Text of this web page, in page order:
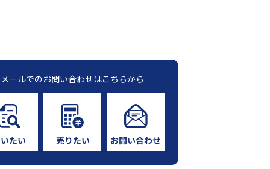
メールでのお問い合わせはこちらから